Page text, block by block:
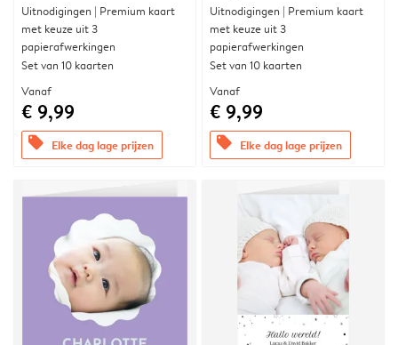
Uitnodigingen | Premium kaart
met keuze uit 3
papierafwerkingen
Set van 10 kaarten
Vanaf
€ 9,99
offers Elke dag lage prijzen
Uitnodigingen | Premium kaart
met keuze uit 3
papierafwerkingen
Set van 10 kaarten
Vanaf
€ 9,99
offers Elke dag lage prijzen